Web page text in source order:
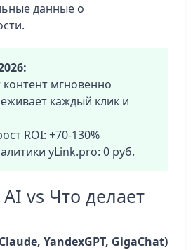
данные о
контент мгновенно
каждый клик и
ROI: +70-130%
yLink.pro: 0 руб.
vs Что делает
YandexGPT, GigaChat)